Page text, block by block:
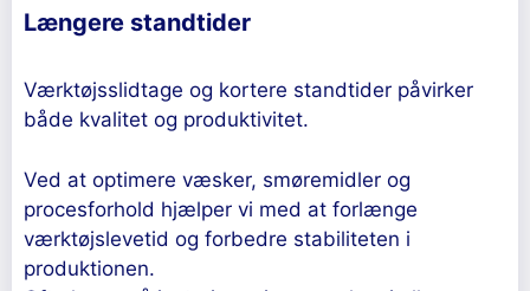
Længere standtider
Værktøjsslidtage og kortere standtider påvirker
både kvalitet og produktivitet.
Ved at optimere væsker, smøremidler og
procesforhold hjælper vi med at forlænge
værktøjslevetid og forbedre stabiliteten i
produktionen.